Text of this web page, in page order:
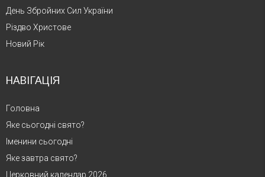
День Збройних Сил України
Різдво Христове
Новий Рік
НАВІГАЦІЯ
Головна
Яке сьогодні свято?
Іменини сьогодні
Яке завтра свято?
Церковний календар 2026